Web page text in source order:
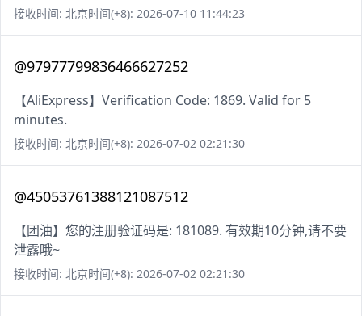
接收时间: 北京时间(+8): 2026-07-10 11:44:23
@97977799836466627252
【AliExpress】Verification Code: 1869. Valid for 5
minutes.
接收时间: 北京时间(+8): 2026-07-02 02:21:30
@45053761388121087512
【团油】您的注册验证码是: 181089. 有效期10分钟,请不要
泄露哦~
接收时间: 北京时间(+8): 2026-07-02 02:21:30